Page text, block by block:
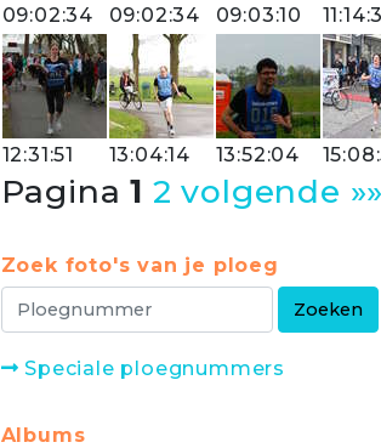
09:02:34 09:02:34 09:03:10
12:31:51 13:04:14 13:52:04
Pagina1 2 volgende
Zoek foto's van je ploeg
Speciale ploegnummers
Albums